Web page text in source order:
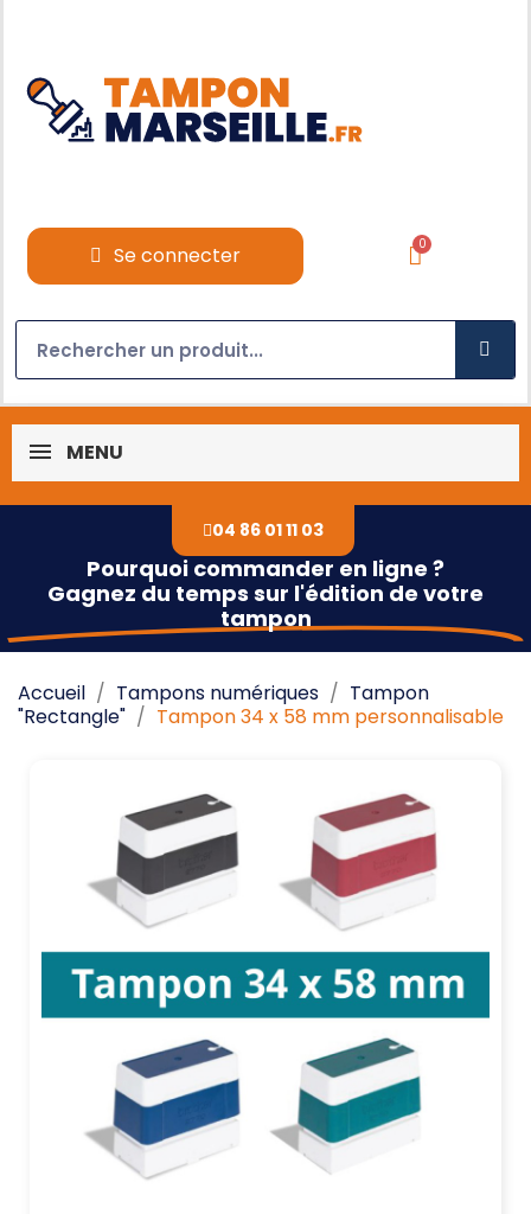
Se connecter
MENU
04 86 01 11 03
Pourquoi commander en ligne ?
Gagnez du temps sur l'édition de votre
tampon
Accueil Tampons numériques
Tampon
"Rectangle"
Tampon 34 x 58 mm personnalisable